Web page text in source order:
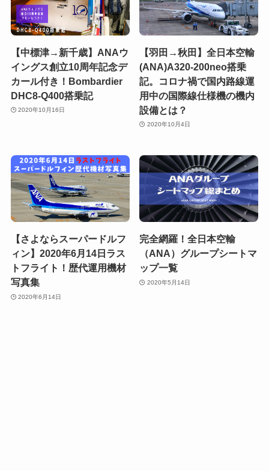
【中標津→新千歳】ANAウ
イングス創立10周年記念デ
カール付き！Bombardier
DHC8-Q400搭乗記
2020年10月16日
【羽田→秋田】全日本空輸
(ANA)A320-200neo搭乗
記。コロナ禍で国内路線運
用中の国際線仕様機の機内
設備とは？
2020年10月4日
【さよならスーパードルフ
ィン】2020年6月14日ラス
トフライト！歴代運用機材
写真集
2020年6月14日
完全網羅！全日本空輸
（ANA）グループシートマ
ップ一覧
2020年5月14日